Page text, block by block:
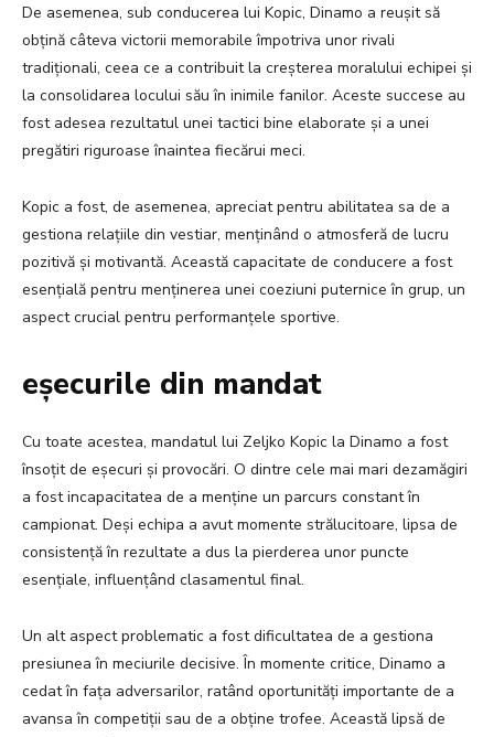
De asemenea, sub conducerea lui Kopic, Dinamo a reușit să
obțină câteva victorii memorabile împotriva unor rivali
tradiționali, ceea ce a contribuit la creșterea moralului echipei și
la consolidarea locului său în inimile fanilor. Aceste succese au
fost adesea rezultatul unei tactici bine elaborate și a unei
pregătiri riguroase înaintea fiecărui meci.
Kopic a fost, de asemenea, apreciat pentru abilitatea sa de a
gestiona relațiile din vestiar, menținând o atmosferă de lucru
pozitivă și motivantă. Această capacitate de conducere a fost
esențială pentru menținerea unei coeziuni puternice în grup, un
aspect crucial pentru performanțele sportive.
eșecurile din mandat
Cu toate acestea, mandatul lui Zeljko Kopic la Dinamo a fost
însoțit de eșecuri și provocări. O dintre cele mai mari dezamăgiri
a fost incapacitatea de a menține un parcurs constant în
campionat. Deși echipa a avut momente strălucitoare, lipsa de
consistență în rezultate a dus la pierderea unor puncte
esențiale, influențând clasamentul final.
Un alt aspect problematic a fost dificultatea de a gestiona
presiunea în meciurile decisive. În momente critice, Dinamo a
cedat în fața adversarilor, ratând oportunități importante de a
avansa în competiții sau de a obține trofee. Această lipsă de